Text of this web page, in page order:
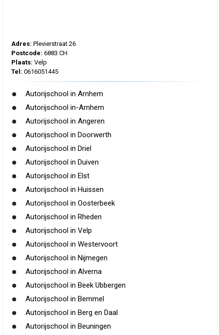
Adres: Plevierstraat 26
Postcode: 6883 CH
Plaats: Velp
Tel: 0616051445
Autorijschool in Arnhem
Autorijschool in-Arnhem
Autorijschool in Angeren
Autorijschool in Doorwerth
Autorijschool in Driel
Autorijschool in Duiven
Autorijschool in Elst
Autorijschool in Huissen
Autorijschool in Oosterbeek
Autorijschool in Rheden
Autorijschool in Velp
Autorijschool in Westervoort
Autorijschool in Nijmegen
Autorijschool in Alverna
Autorijschool in Beek Ubbergen
Autorijschool in Bemmel
Autorijschool in Berg en Daal
Autorijschool in Beuningen